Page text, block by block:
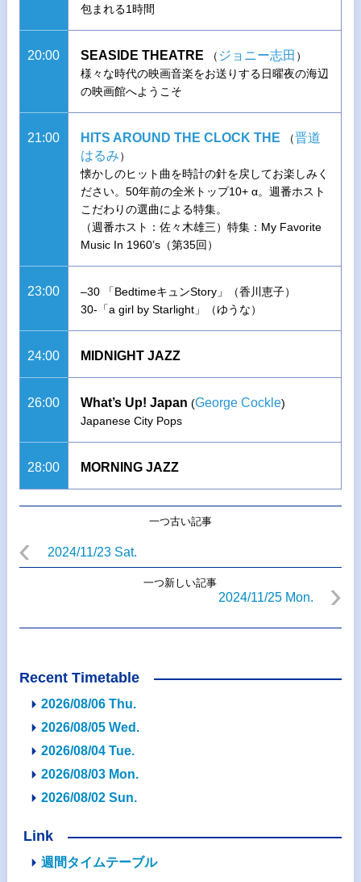
包まれる1時間
20:00 SEASIDE THEATRE （ ジョニー志田 ）
様々な時代の映画音楽をお送りする日曜夜の海辺
の映画館へようこそ
21:00 HITS AROUND THE CLOCK THE （晋道
はるみ）
懐かしのヒット曲を時計の針を戻してお楽しみく
ださい。50年前の全米トップ10+ α。週番ホスト
こだわりの選曲による特集。
（週番ホスト：佐々木雄三）特集：My Favorite
Music In 1960’s（第35回）
23:00
–30 「BedtimeキュンStory」（香川恵子）
30-「a girl by Starlight」（ゆうな）
24:00 MIDNIGHT JAZZ
26:00 What’s Up! Japan (George Cockle)
Japanese City Pops
28:00 MORNING JAZZ
一つ古い記事
2024/11/23 Sat.
一つ新しい記事
2024/11/25 Mon.
Recent Timetable
2026/08/06 Thu.
2026/08/05 Wed.
2026/08/04 Tue.
2026/08/03 Mon.
2026/08/02 Sun.
Link
週間タイムテーブル